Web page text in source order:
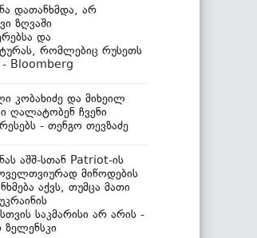
დათანხმდა, არ
ზღვაში
და
რომლებიც რუსეთს
- Bloomberg
კობახიძე და მიხეილ
ღალატობენ ჩვენი
- თენგო თევზაძე
აშშ-სთან Patriot-ის
მიწოდების
აქვს, თუმცა მათი
საკმარისი არ არის -